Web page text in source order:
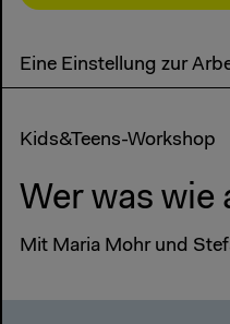
Eine Einstellung zur
Kids&Teens-Workshop
Wer was wie
Mit Maria Mohr und